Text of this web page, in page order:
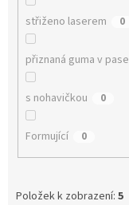
střiženo laserem 0
přiznaná guma v pase
s nohavičkou 0
Formující 0
Položek k zobrazení: 5